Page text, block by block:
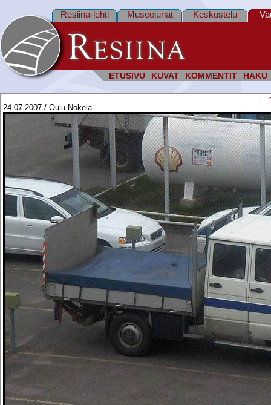
ETUSIVU KUVAT KOMMENTIT HAKU
Resiina-lehti Museojunat Keskustelu
24.07.2007 / Oulu Nokela